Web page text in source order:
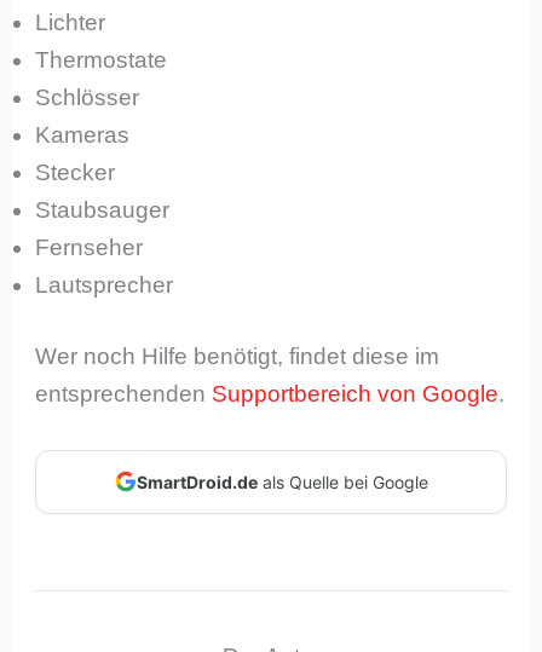
Lichter
Thermostate
Schlösser
Kameras
Stecker
Staubsauger
Fernseher
Lautsprecher
Wer noch Hilfe benötigt, findet diese im
entsprechenden Supportbereich von Google.
SmartDroid.deals Quelle bei Google